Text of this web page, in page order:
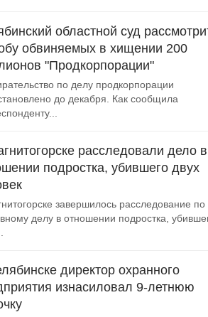
областной суд
обвиняемых в хищении 200
"Продкорпорации"
по делу продкорпорации
до декабря. Как сообщила
расследовали дело в
подростка, убившего двух
завершилось расследование по
делу в отношении подростка,
директор охранного
изнасиловал 9-летнюю